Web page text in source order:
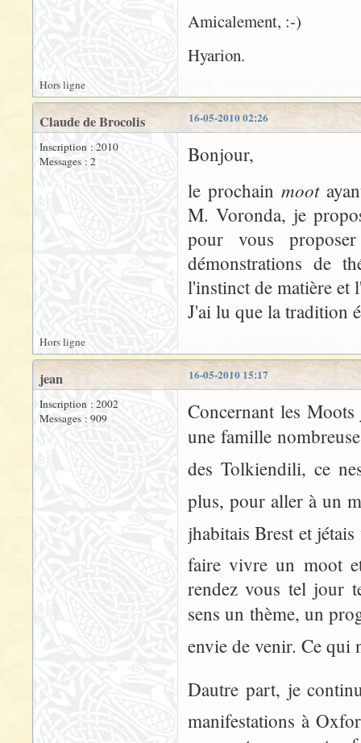
Amicalement, :-)
Hyarion.
Hors ligne
16-05-2010 02:26
Claude de Brocolis
Inscription : 2010
Messages : 2
Bonjour,
le prochainmoot
M. Voronda, je
pour vous
démonstrations de
l'instinct de matière et
J'ai lu que la tradition
Hors ligne
16-05-2010 15:17
jean
Inscription : 2002
Messages : 909
Concernant les
une famille
des Tolkiendili, ce
plus, pour aller à un
jhabitais Brest et
faire vivre un moot
rendez vous tel jour
sens un thème, un
envie de venir. Ce qui
Dautre part, je
manifestations à